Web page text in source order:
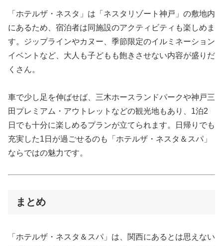
「ホテルザ・ネスタ」は「ネスタリゾート神戸」の敷地内
にあるため、宿泊者は同施設のアクティビティも楽しめま
す。ジップラインやカヌー、季節限定のイルミネーション
イベントなど、大人も子どもも飽きさせない内容が盛りだ
くさん。
車で少し足を伸ばせば、三木ホースランドパークや神戸三
田プレミアム・アウトレットなどの観光地もあり、1泊2
日でも十分に楽しめるプランが立てられます。日帰りでも
充実した1日が過ごせるのも「ホテルザ・ネスタ＆スパ」
ならではの魅力です。
まとめ
「ホテルザ・ネスタ＆スパ」は、関西にあるとは思えない